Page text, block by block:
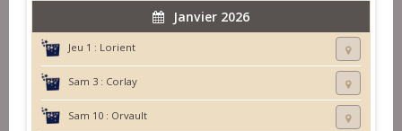
Janvier 2026
Jeu 1 : Lorient
Sam 3 : Corlay
Sam 10 : Orvault